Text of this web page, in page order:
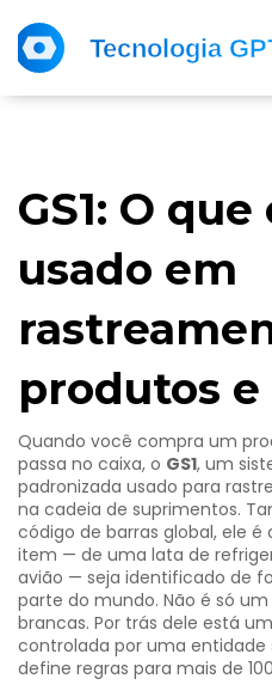
GS1: O
usado em
produtos
Quando você compra um
passa no caixa, o GS1, um
padronizada usado para
na cadeia de suprimentos.
código de barras global, ele é
item — de uma lata de
avião — seja identificado de
parte do mundo. Não é só
brancas. Por trás dele está
controlada por uma entidade
define regras para mais de